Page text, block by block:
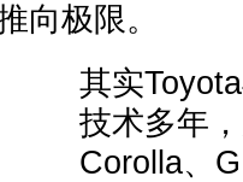
向极限。
其实
技术多年
Corolla、